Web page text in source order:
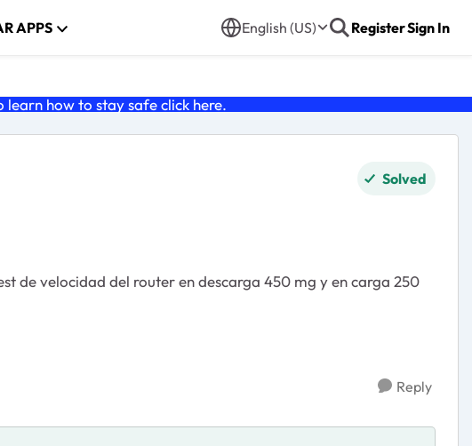
APPS English (US) RegisterSign In
learn how to stay safe click here.
Solved
de velocidad del router en descarga 450 mg y en carga 250
Reply